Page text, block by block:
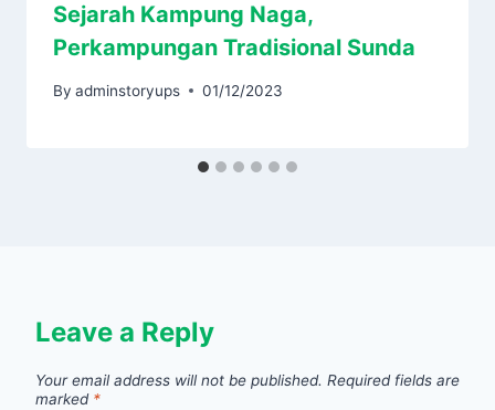
Sejarah Kampung Naga,
Perkampungan Tradisional Sunda
By adminstoryups 01/12/2023
Leave a Reply
Your email address will not be published. Required fields are
marked *